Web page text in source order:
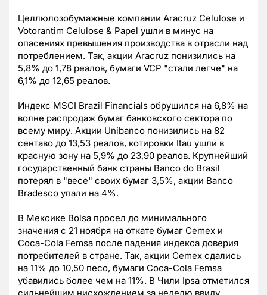
Целлюлозобумажные компании Aracruz Celulose и
Votorantim Celulose & Papel ушли в минус на
опасениях превышения производства в отрасли над
потреблением. Так, акции Aracruz понизились на
5,8% до 1,78 реалов, бумаги VCP "стали легче" на
6,1% до 12,65 реалов.
Индекс MSCI Brazil Financials обрушился на 6,8% на
волне распродаж бумаг банковского сектора по
всему миру. Акции Unibanco понизились на 82
сентаво до 13,53 реалов, котировки Itau ушли в
красную зону на 5,9% до 23,90 реалов. Крупнейший
государственный банк страны Banco do Brasil
потерял в "весе" своих бумаг 3,5%, акции Banco
Bradesco упали на 4%.
В Мексике Bolsa просел до минимального
значения с 21 ноября на откате бумаг Cemex и
Coca-Cola Femsa после падения индекса доверия
потребителей в стране. Так, акции Cemex сдались
на 11% до 10,50 песо, бумаги Coca-Cola Femsa
убавились более чем на 11%. В Чили Ipsa отметился